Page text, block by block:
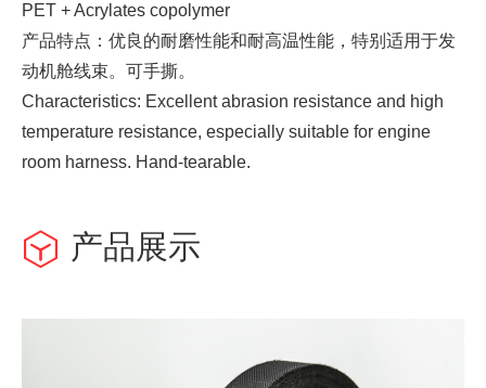
PET + Acrylates copolymer
产品特点：优良的耐磨性能和耐高温性能，特别适用于发
动机舱线束。可手撕。
Characteristics: Excellent abrasion resistance and high
temperature resistance, especially suitable for engine
room harness. Hand-tearable.
 产品展示